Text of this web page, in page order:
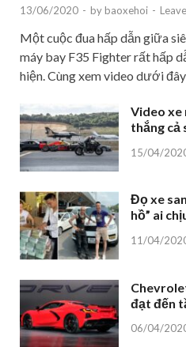
13/06/2020 - by baoxehoi -
Một cuộc đua hấp dẫn giữa
máy bay F35 Fighter rất hấp
hiện. Cùng xem video dưới
Video xe
thắng cả
15/04/
Đọ xe
hồ” ai
11/04/
đạt đến
06/04/